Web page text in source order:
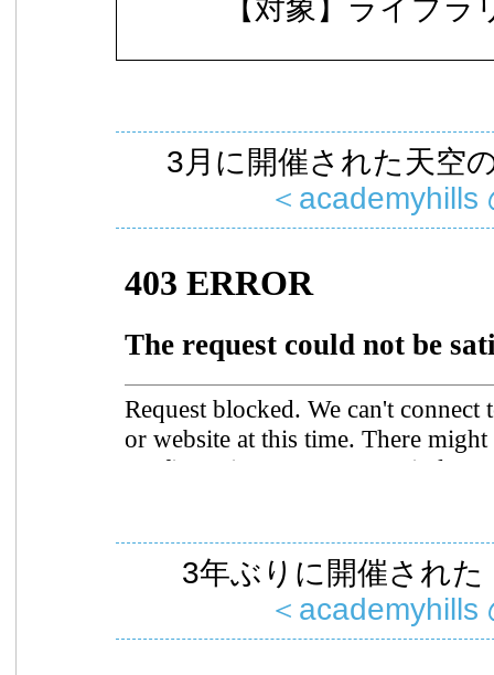
【対象】ライブラ
3月に開催された天空
＜academyhills
3年ぶりに開催され
＜academyhills